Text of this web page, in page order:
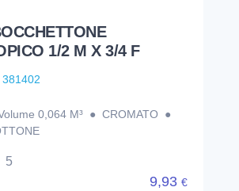
1/2 M X 3/4 F
381402
0,064 M³ ● CROMATO ●
5
9,93 €